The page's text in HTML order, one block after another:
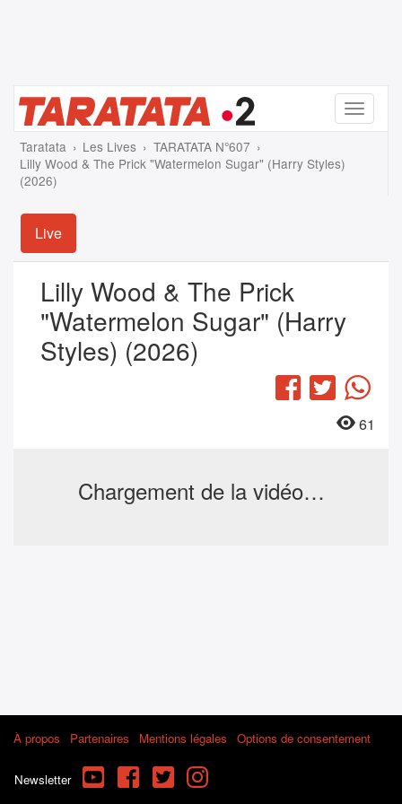
Menu
Taratata Les Lives
TARATATA N°607
Lilly Wood & The Prick "Watermelon Sugar" (Harry Styles)
(2026)
Live
Lilly Wood & The Prick
"Watermelon Sugar" (Harry
Styles) (2026)
Facebook
Twitter
61
Chargement de la vidéo…
À propos Partenaires Mentions légales Options de consentement
Newsletter YouTube FacebookTwitterInstagram